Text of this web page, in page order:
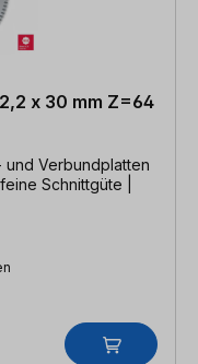
x 30 mm Z=64
und Verbundplatten
Schnittgüte |